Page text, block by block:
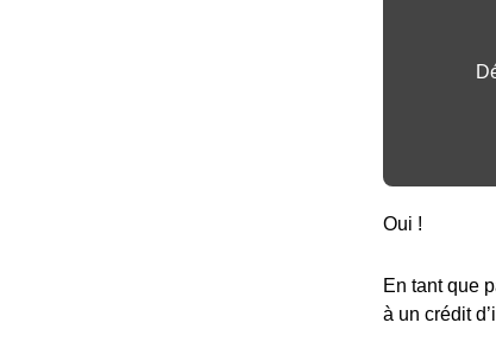
Oui !
En tant que
à un crédit